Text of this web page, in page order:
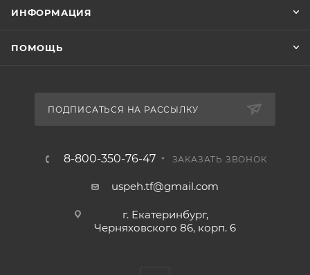
ИНФОРМАЦИЯ
ПОМОЩЬ
ПОДПИСАТЬСЯ НА РАССЫЛКУ
8-800-350-76-47 ЗАКАЗАТЬ ЗВОНОК
uspeh.tf@gmail.com
г. Екатеринбург,
Черняховского 86, корп. 6​